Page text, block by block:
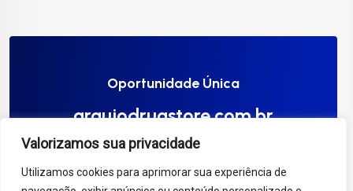
Valorizamos sua privacidade
Utilizamos cookies para aprimorar sua experiência de
Oportunidade Única
araujodrugstore.com.br
Compre Agora